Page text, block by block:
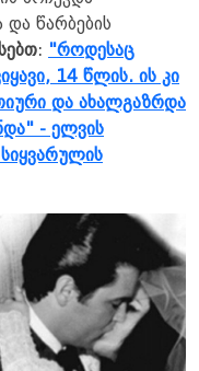
და წარბების
: "როდესაც
14 წლის. ის კი
და ახალგაზრდა
- ელვის